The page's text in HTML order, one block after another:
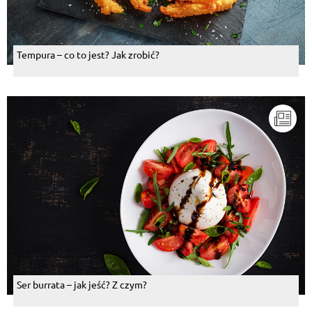
Tempura – co to jest? Jak zrobić?
Ser burrata – jak jeść? Z czym?